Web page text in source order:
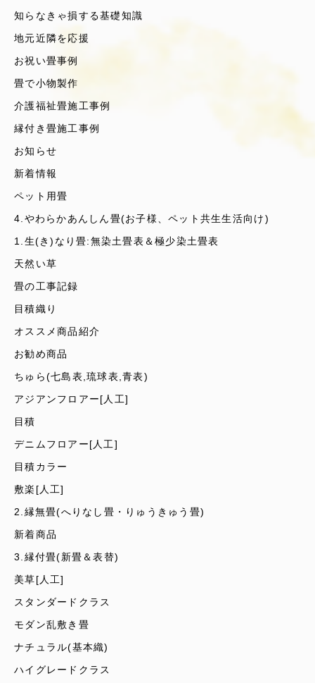
知らなきゃ損する基礎知識
地元近隣を応援
お祝い畳事例
畳で小物製作
介護福祉畳施工事例
縁付き畳施工事例
お知らせ
新着情報
ペット用畳
4.やわらかあんしん畳(お子様、ペット共生生活向け)
1.生(き)なり畳:無染土畳表＆極少染土畳表
天然い草
畳の工事記録
目積織り
オススメ商品紹介
お勧め商品
ちゅら(七島表,琉球表,青表)
アジアンフロアー[人工]
目積
デニムフロアー[人工]
目積カラー
敷楽[人工]
2.縁無畳(へりなし畳・りゅうきゅう畳)
新着商品
3.縁付畳(新畳＆表替)
美草[人工]
スタンダードクラス
モダン乱敷き畳
ナチュラル(基本織)
ハイグレードクラス